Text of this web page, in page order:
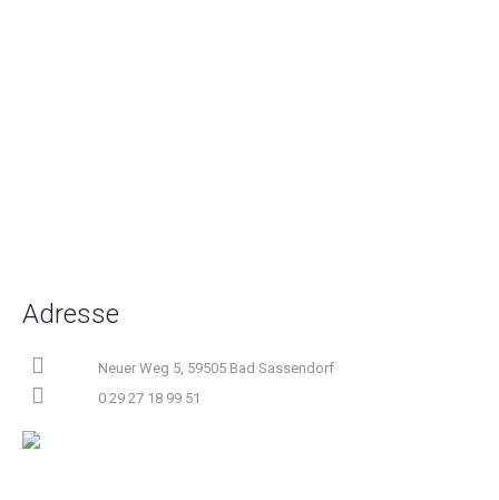
Adresse
Neuer Weg 5, 59505 Bad Sassendorf
0 29 27 18 99 51